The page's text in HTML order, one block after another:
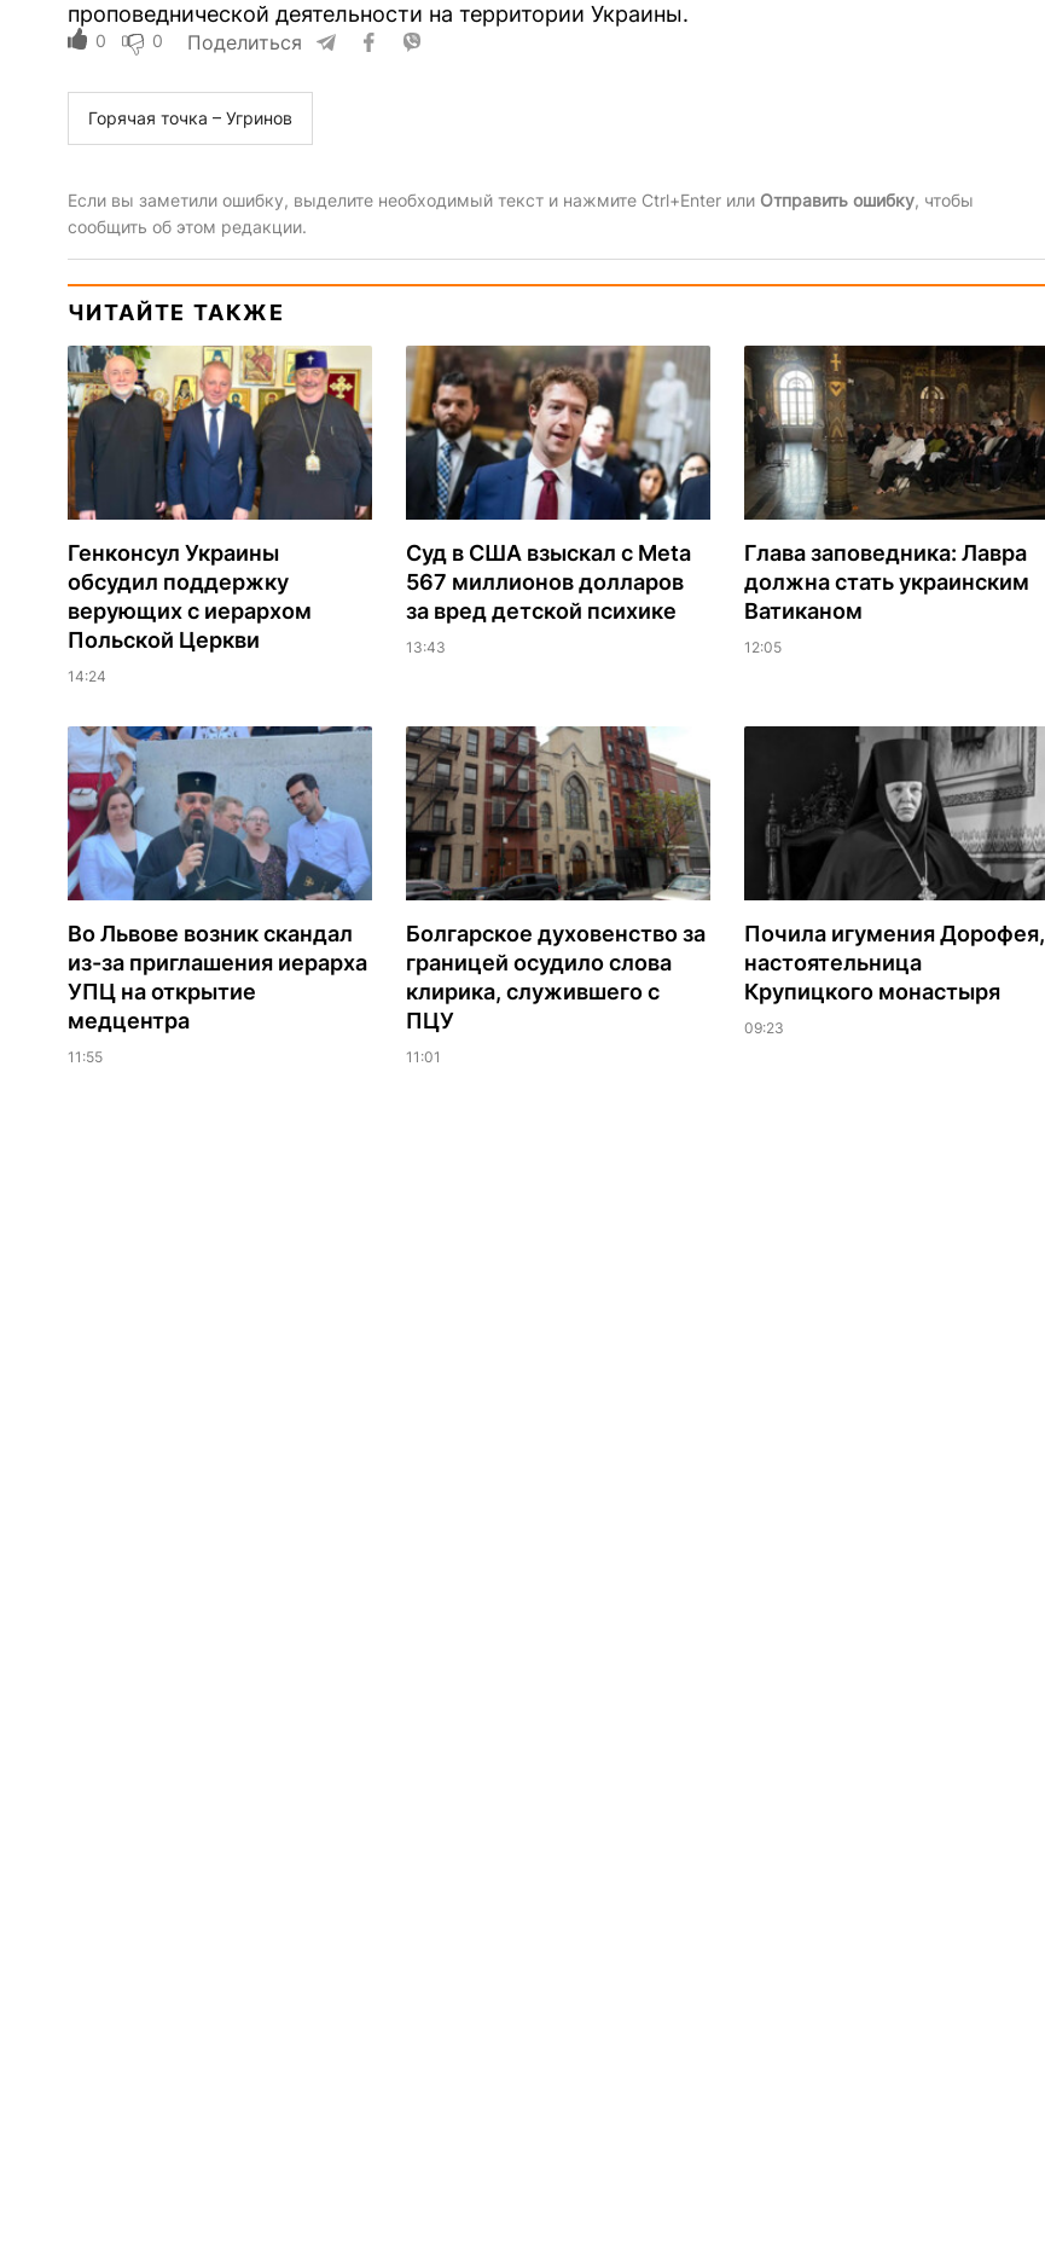
проповеднической деятельности на территории Украины.
0 0 Поделиться
Горячая точка – Угринов
Если вы заметили ошибку, выделите необходимый текст и нажмите Ctrl+Enter или Отправить ошибку, чтобы
сообщить об этом редакции.
ЧИТАЙТЕ ТАКЖЕ
Генконсул Украины
обсудил поддержку
верующих с иерархом
Польской Церкви
14:24
Суд в США взыскал с Meta
567 миллионов долларов
за вред детской психике
13:43
Глава заповедника: Лавра
должна стать украинским
Ватиканом
12:05
Во Львове возник скандал
из-за приглашения иерарха
УПЦ на открытие
медцентра
11:55
Болгарское духовенство за
границей осудило слова
клирика, служившего с
ПЦУ
11:01
Почила игумения Дорофея,
настоятельница
Крупицкого монастыря
09:23